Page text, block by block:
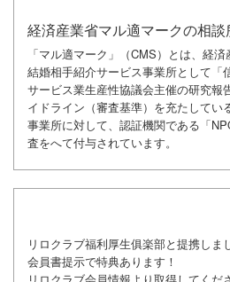
経済産業省マル適マークの相談
「マル適マーク」（CMS）とは、経済
結婚相手紹介サービス事業所として「
サービス業生産性協議会主催の研究報
イドライン（審査基準）を充たしてい
事業所に対して、認証機関である「
査をへて付与されています。
リロクラブ福利厚生俱楽部と提携しま
会員書提示で特典あります！